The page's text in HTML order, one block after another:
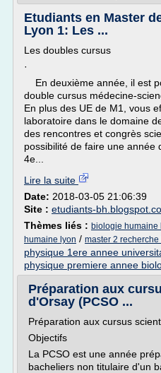
Etudiants en Master
Lyon 1: Les ...
Les doubles cursus
·
En deuxième année, il est
double cursus médecine-
En plus des UE de M1, vous
laboratoire dans le domaine
des rencontres et congrès
possibilité de faire une année
4e...
Lire la suite
Date: 2018-03-05 21:06:39
Site : etudiants-
Thèmes liés : biologie humaine
humaine lyon / master 2
physique 1ere annee
physique premiere annee
Préparation aux
d'Orsay (PCSO ...
Préparation aux cursus
Objectifs
La PCSO est une année
bacheliers non titulaire d'un